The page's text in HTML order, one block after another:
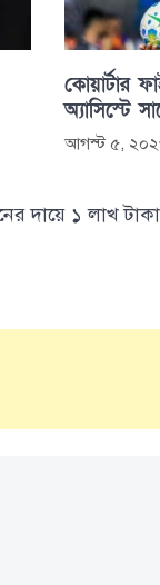
কোয়ার্টার
অ্যাসিস্টে
আগস্ট ৫,
দায়ে ১ লাখ টাকা